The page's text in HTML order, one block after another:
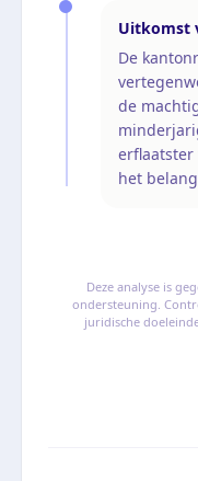
Uitkomst
De
de
erflaatster
het
Deze analyse is
ondersteuning.
juridische